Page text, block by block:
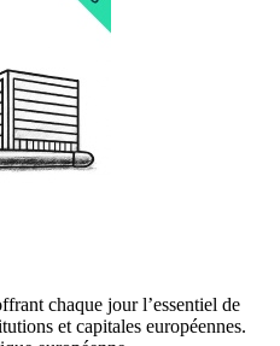
chaque jour l’essentiel de
et capitales européennes.